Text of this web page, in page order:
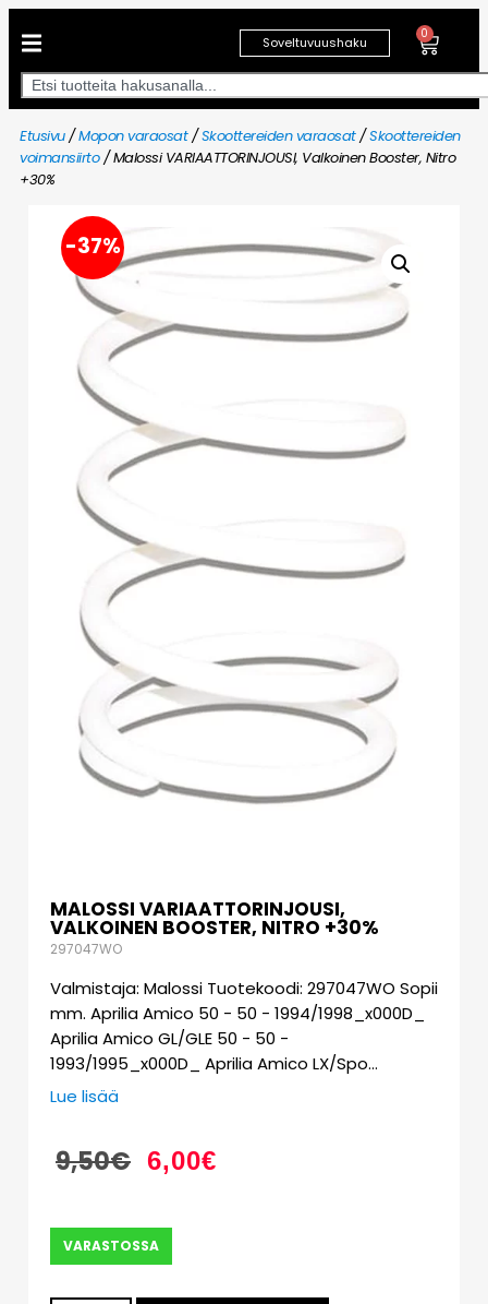
Soveltuvuushaku
0
Etusivu/Mopon varaosat/Skoottereiden varaosat/Skoottereiden
voimansiirto/ Malossi VARIAATTORINJOUSI, Valkoinen Booster, Nitro
+30%
-37%
MALOSSI VARIAATTORINJOUSI,
VALKOINEN BOOSTER, NITRO +30%
297047WO
Valmistaja: Malossi Tuotekoodi: 297047WO Sopii
mm. Aprilia Amico 50 - 50 - 1994/1998_x000D_
Aprilia Amico GL/GLE 50 - 50 -
1993/1995_x000D_ Aprilia Amico LX/Spo…
Lue lisää
9,50€ 6,00€
VARASTOSSA